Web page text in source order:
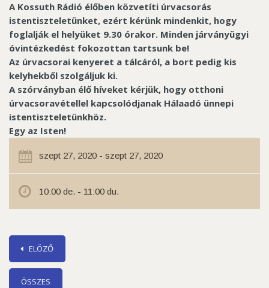
A Kossuth Rádió élőben közvetíti úrvacsorás
istentiszteletünket, ezért kérünk mindenkit, hogy
foglalják el helyüket 9.30 órakor. Minden járványügyi
óvintézkedést fokozottan tartsunk be!
Az úrvacsorai kenyeret a tálcáról, a bort pedig kis
kelyhekből szolgáljuk ki.
A szórványban élő híveket kérjük, hogy otthoni
úrvacsoravétellel kapcsolódjanak Hálaadó ünnepi
istentiszteletünkhöz.
Egy az Isten!
szept 27, 2020 - szept 27, 2020
10:00 de. - 11:00 du.
ELÖZŐ
ÖSSZES